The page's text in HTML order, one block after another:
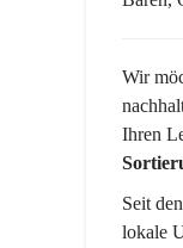
Wir
Ihren
Seit
lokale